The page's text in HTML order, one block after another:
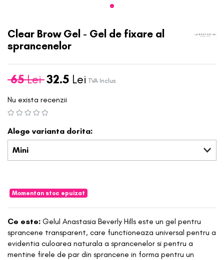
Clear Brow Gel - Gel de fixare al
sprancenelor
65Lei 32.5 Lei TVA Inclus
Nu exista recenzii
Alege varianta dorita:
Mini
Momentan stoc epuizat
Ce este: Gelul Anastasia Beverly Hills este un gel pentru
sprancene transparent, care functioneaza universal pentru a
evidentia culoarea naturala a sprancenelor si pentru a
mentine firele de par din sprancene in forma pentru un